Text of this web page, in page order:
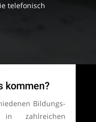
telefonisch
kommen?
Bildungs-
in zahlreichen